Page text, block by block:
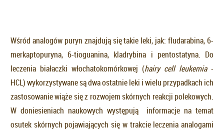
Wśród analogów puryn znajdują się takie leki, jak: fludarabina, 6-
merkaptopuryna, 6-tioguanina, kladrybina i pentostatyna. Do
leczenia białaczki włochatokomórkowej (hairy cell leukemia-
HCL) wykorzystywane są dwa ostatnie leki i wielu przypadkach ich
zastosowanie wiąże się z rozwojem skórnych reakcji polekowych.
W doniesieniach naukowych występują informacje na temat
osutek skórnych pojawiających się w trakcie leczenia analogami